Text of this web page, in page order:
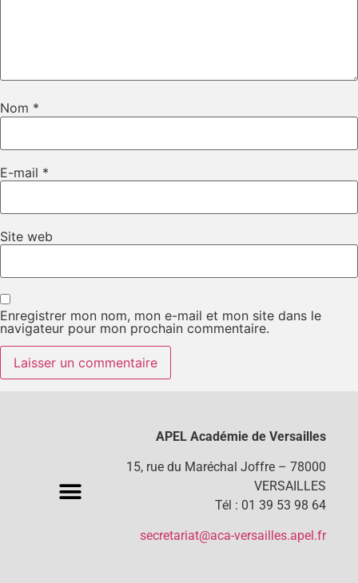
Nom *
E-mail *
Site web
Enregistrer mon nom, mon e-mail et mon site dans le
navigateur pour mon prochain commentaire.
APEL Académie de Versailles
15, rue du Maréchal Joffre – 78000
VERSAILLES
Tél : 01 39 53 98 64
secretariat@aca-versailles.apel.fr